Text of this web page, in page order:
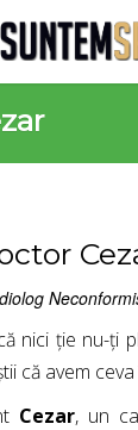
nici ție nu-ți
că avem
Cezar, un